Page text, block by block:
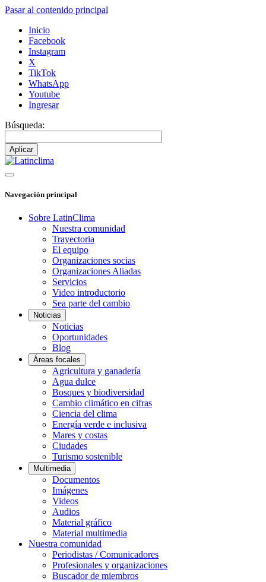
Pasar al contenido principal
Inicio
Facebook
Instagram
X
TikTok
WhatsApp
Youtube
Ingresar
Búsqueda:
Navegación principal
Sobre LatinClima
Nuestra comunidad
Trayectoria
El equipo
Organizaciones socias
Organizaciones Aliadas
Servicios
Video introductorio
Sea parte del cambio
Noticias
Noticias
Oportunidades
Blog
Áreas focales
Agricultura y ganadería
Agua dulce
Bosques y biodiversidad
Cambio climático en cifras
Ciencia del clima
Energía verde e inclusiva
Mares y costas
Ciudades
Turismo sostenible
Multimedia
Documentos
Imágenes
Videos
Audios
Material gráfico
Material multimedia
Nuestra comunidad
Periodistas / Comunicadores
Profesionales y organizaciones
Buscador de miembros